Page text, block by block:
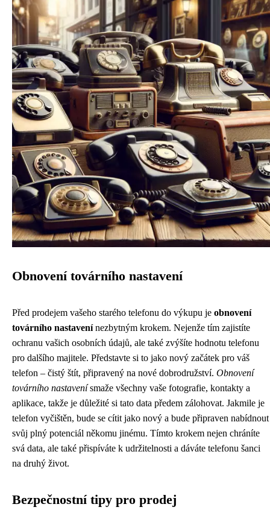
Obnovení továrního nastavení
Před prodejem vašeho starého telefonu do výkupu je obnovení
továrního nastavenínezbytným krokem. Nejenže tím zajistíte
ochranu vašich osobních údajů, ale také zvýšíte hodnotu telefonu
pro dalšího majitele. Představte si to jako nový začátek pro váš
telefon – čistý štít, připravený na nové dobrodružství. Obnovení
továrního nastavenísmaže všechny vaše fotografie, kontakty a
aplikace, takže je důležité si tato data předem zálohovat. Jakmile je
telefon vyčištěn, bude se cítit jako nový a bude připraven nabídnout
svůj plný potenciál někomu jinému. Tímto krokem nejen chráníte
svá data, ale také přispíváte k udržitelnosti a dáváte telefonu šanci
na druhý život.
Bezpečnostní tipy pro prodej